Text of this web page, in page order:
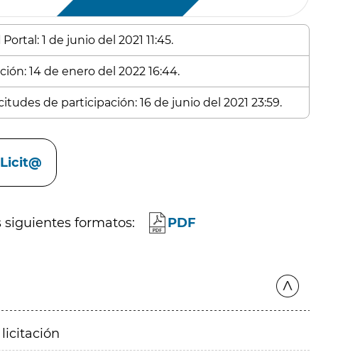
1 de junio del 2021 11:45.
14 de enero del 2022 16:44.
de participación: 16 de junio del 2021 23:59.
siguientes formatos: PDF